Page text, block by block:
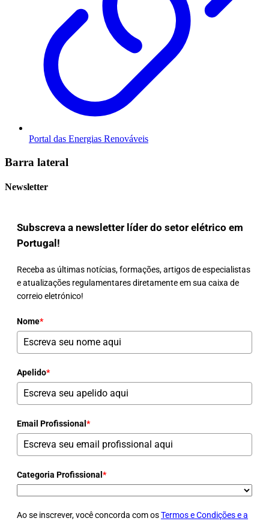
Portal das Energias Renováveis
Barra lateral
Newsletter
Subscreva a newsletter líder do setor elétrico em
Portugal!
Receba as últimas notícias, formações, artigos de especialistas
e atualizações regulamentares diretamente em sua caixa de
correio eletrónico!
Nome*
Apelido*
Email Profissional *
Categoria Profissional *
Ao se inscrever, você concorda com osTermos e Condições e a